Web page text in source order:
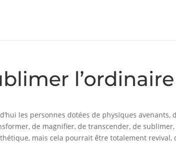
l’ordinaire
les personnes dotées de physiques
de magnifier, de transcender, de
mais cela pourrait être totalement